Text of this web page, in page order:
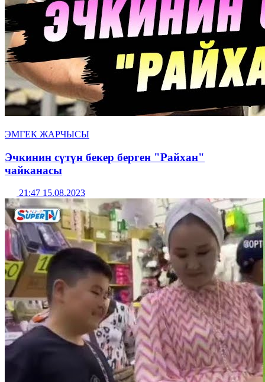
ЭМГЕК ЖАРЧЫСЫ
Эчкинин сүтүн бекер берген "Райхан"
чайканасы
21:47 15.08.2023